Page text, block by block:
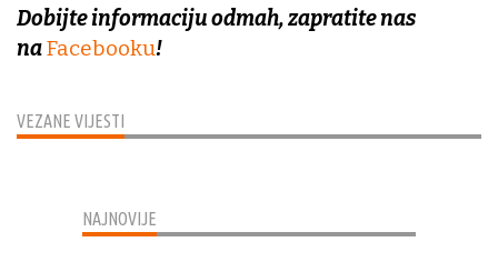
VEZANE VIJESTI
Dobijte informaciju odmah, zapratite nas
naFacebooku!
NAJNOVIJE